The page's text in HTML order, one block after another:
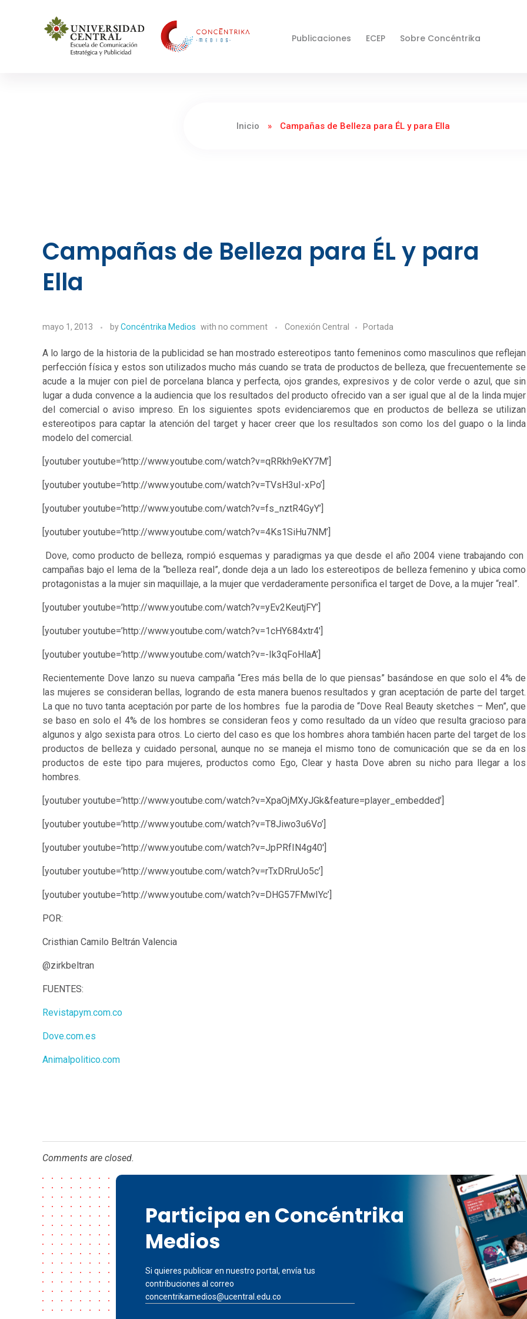
Publicaciones ECEP Sobre Concéntrika
Inicio » Campañas de Belleza para ÉL y para Ella
Campañas de Belleza para ÉL y para
Ella
mayo 1, 2013 byConcéntrika Medios with no comment Conexión Central Portada
A lo largo de la historia de la publicidad se han mostrado estereotipos tanto femeninos como masculinos que reflejan
perfección física y estos son utilizados mucho más cuando se trata de productos de belleza, que frecuentemente se
acude a la mujer con piel de porcelana blanca y perfecta, ojos grandes, expresivos y de color verde o azul, que sin
lugar a duda convence a la audiencia que los resultados del producto ofrecido van a ser igual que al de la linda mujer
del comercial o aviso impreso. En los siguientes spots evidenciaremos que en productos de belleza se utilizan
estereotipos para captar la atención del target y hacer creer que los resultados son como los del guapo o la linda
modelo del comercial.
[youtuber youtube=’http://www.youtube.com/watch?v=qRRkh9eKY7M’]
[youtuber youtube=’http://www.youtube.com/watch?v=TVsH3uI-xPo’]
[youtuber youtube=’http://www.youtube.com/watch?v=fs_nztR4GyY’]
[youtuber youtube=’http://www.youtube.com/watch?v=4Ks1SiHu7NM’]
Dove, como producto de belleza, rompió esquemas y paradigmas ya que desde el año 2004 viene trabajando con
campañas bajo el lema de la “belleza real”, donde deja a un lado los estereotipos de belleza femenino y ubica como
protagonistas a la mujer sin maquillaje, a la mujer que verdaderamente personifica el target de Dove, a la mujer “real”.
[youtuber youtube=’http://www.youtube.com/watch?v=yEv2KeutjFY’]
[youtuber youtube=’http://www.youtube.com/watch?v=1cHY684xtr4′]
[youtuber youtube=’http://www.youtube.com/watch?v=-Ik3qFoHlaA’]
Recientemente Dove lanzo su nueva campaña “Eres más bella de lo que piensas” basándose en que solo el 4% de
las mujeres se consideran bellas, logrando de esta manera buenos resultados y gran aceptación de parte del target.
La que no tuvo tanta aceptación por parte de los hombres fue la parodia de “Dove Real Beauty sketches – Men”, que
se baso en solo el 4% de los hombres se consideran feos y como resultado da un vídeo que resulta gracioso para
algunos y algo sexista para otros. Lo cierto del caso es que los hombres ahora también hacen parte del target de los
productos de belleza y cuidado personal, aunque no se maneja el mismo tono de comunicación que se da en los
productos de este tipo para mujeres, productos como Ego, Clear y hasta Dove abren su nicho para llegar a los
hombres.
[youtuber youtube=’http://www.youtube.com/watch?v=XpaOjMXyJGk&feature=player_embedded’]
[youtuber youtube=’http://www.youtube.com/watch?v=T8Jiwo3u6Vo’]
[youtuber youtube=’http://www.youtube.com/watch?v=JpPRfIN4g40′]
[youtuber youtube=’http://www.youtube.com/watch?v=rTxDRruUo5c’]
[youtuber youtube=’http://www.youtube.com/watch?v=DHG57FMwIYc’]
POR:
Cristhian Camilo Beltrán Valencia
@zirkbeltran
FUENTES:
Revistapym.com.co
Dove.com.es
Animalpolitico.com
Comments are closed.
Participa en Concéntrika
Medios
Si quieres publicar en nuestro portal, envía tus
contribuciones al correo
concentrikamedios@ucentral.edu.co